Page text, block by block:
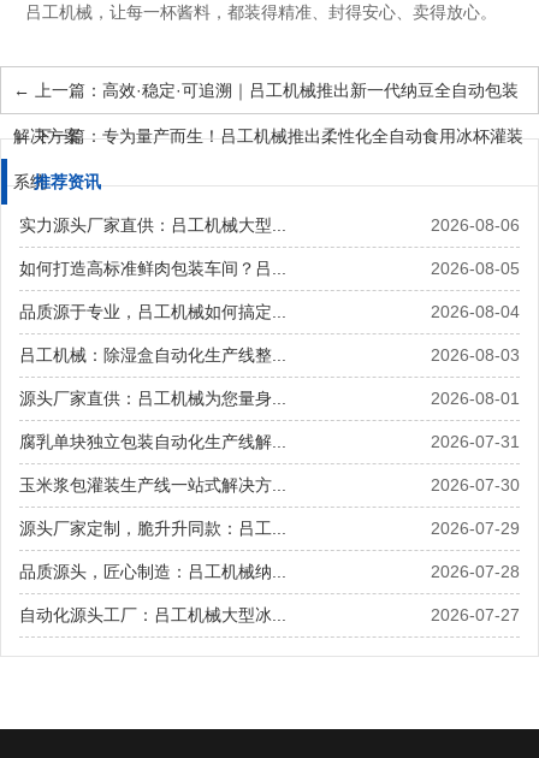
吕工机械，让每一杯酱料，都装得精准、封得安心、卖得放心。
← 上一篇：高效·稳定·可追溯｜吕工机械推出新一代纳豆全自动包装
解决方案
←下一篇：专为量产而生！吕工机械推出柔性化全自动食用冰杯灌装
系统推荐资讯
2026-08-06
实力源头厂家直供：吕工机械大型...
2026-08-05
如何打造高标准鲜肉包装车间？吕...
2026-08-04
品质源于专业，吕工机械如何搞定...
2026-08-03
吕工机械：除湿盒自动化生产线整...
2026-08-01
源头厂家直供：吕工机械为您量身...
2026-07-31
腐乳单块独立包装自动化生产线解...
2026-07-30
玉米浆包灌装生产线一站式解决方...
2026-07-29
源头厂家定制，脆升升同款：吕工...
2026-07-28
品质源头，匠心制造：吕工机械纳...
2026-07-27
自动化源头工厂：吕工机械大型冰...